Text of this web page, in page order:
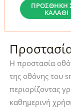
PRO+
2-
PACK
HUAWEI
WATCH
FIT
3/4
CLEAR
ΠΡΟΣΘΉΚΗ
ΚΑΛΆΘΙ
Η προστασία
της οθόνης του
περιορίζοντας
καθημερινή